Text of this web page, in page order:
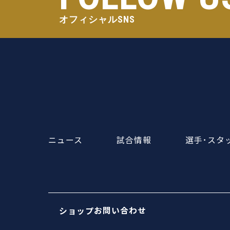
オフィシャルSNS
ニュース 試合情報 選手･スタ
ショップお問い合わせ